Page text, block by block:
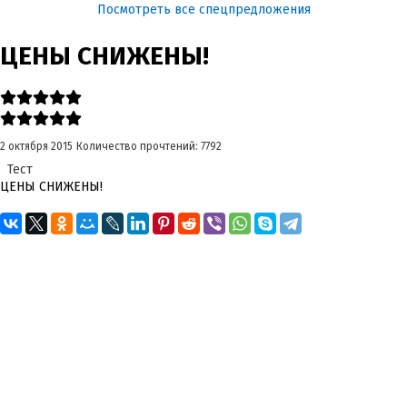
Посмотреть все спецпредложения
ЦЕНЫ СНИЖЕНЫ!
2 октября 2015 Количество прочтений: 7792
Тест
ЦЕНЫ СНИЖЕНЫ!